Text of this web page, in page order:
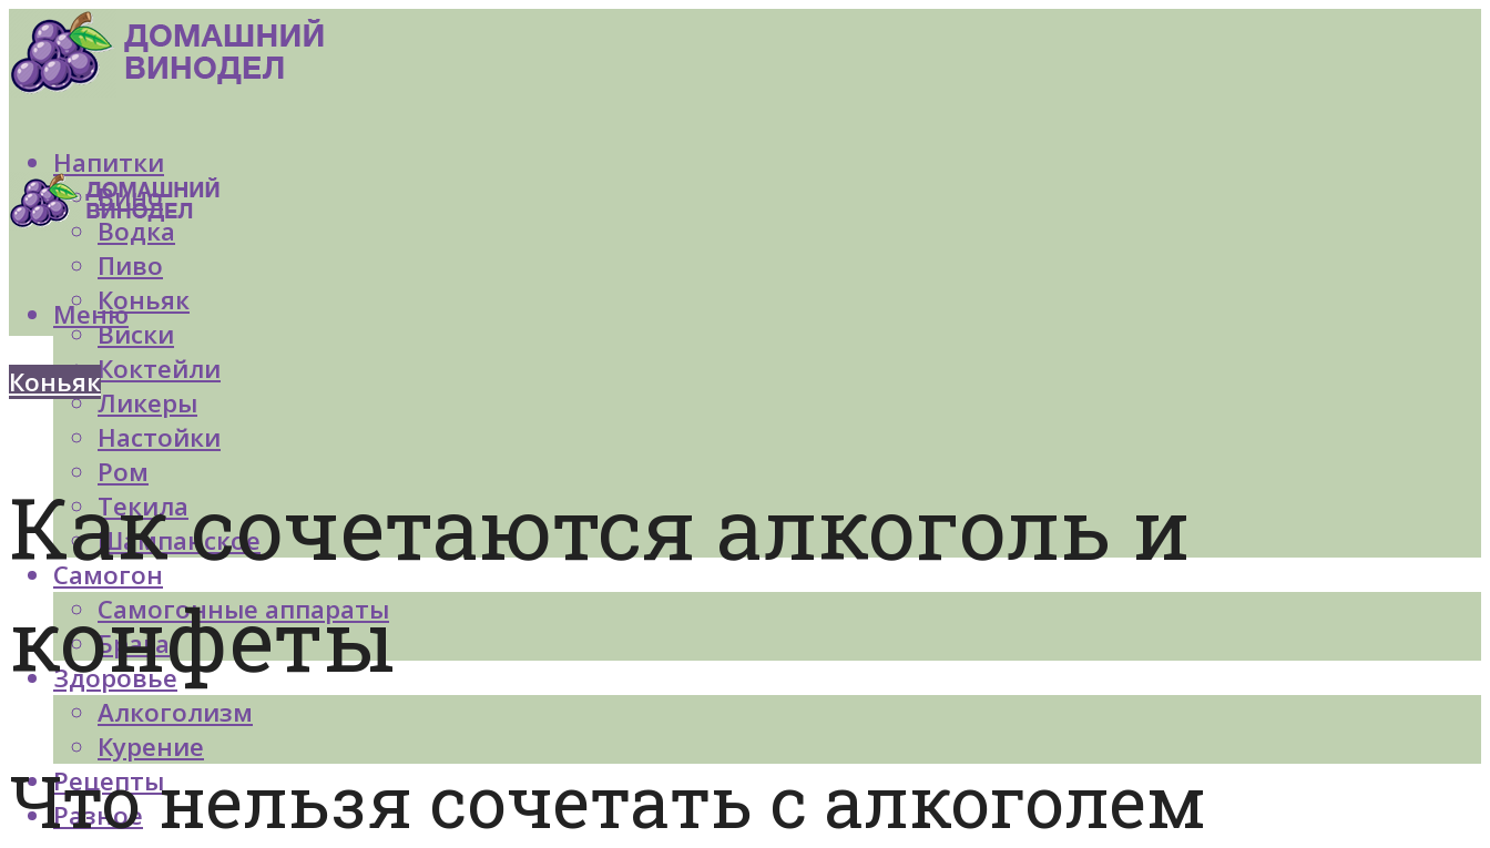
Напитки
Вино
Водка
Пиво
Коньяк
Виски
Коктейли
Ликеры
Настойки
Ром
Текила
Шампанское
Самогон
Самогонные аппараты
Брага
Здоровье
Алкоголизм
Курение
Рецепты
Разное
Меню
Коньяк
Как сочетаются алкоголь и
конфеты
Что нельзя сочетать с алкоголем